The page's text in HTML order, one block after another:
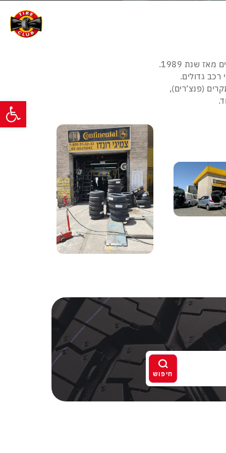
פתח
שנת 1989.
רכב גדולים.